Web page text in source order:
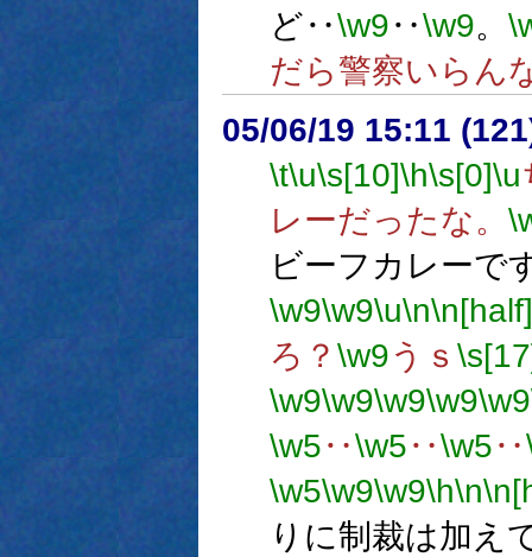
ど‥\w9‥\w9。
だら警察いらん
05/06/19 15:11
\t\u\s[10]\h\s[0]\u
レーだったな。
ビーフカレーで
\w9\w9\u\n\n[half]
ろ？ \w9うｓ
\w9\w9\w9\w9\w9
\w5‥\w5‥\w5‥
\w5\w9\w9\h\n
りに制裁は加え